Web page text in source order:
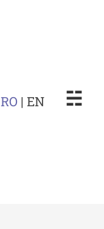
RO | EN ☵